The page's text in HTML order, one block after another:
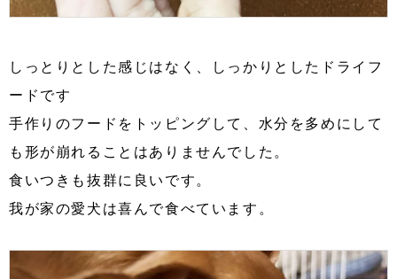
しっとりとした感じはなく、しっかりとしたドライフ
ードです
手作りのフードをトッピングして、水分を多めにして
も形が崩れることはありませんでした。
食いつきも抜群に良いです。
我が家の愛犬は喜んで食べています。